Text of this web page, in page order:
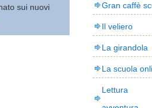
sui nuovi
Gran caffè
Il veliero
La girandola
La scuola